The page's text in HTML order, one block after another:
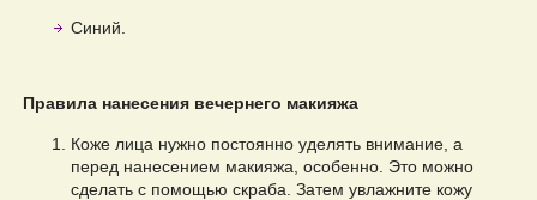
Синий.
Правила нанесения вечернего макияжа
Коже лица нужно постоянно уделять внимание, а
перед нанесением макияжа, особенно. Это можно
сделать с помощью скраба. Затем увлажните кожу